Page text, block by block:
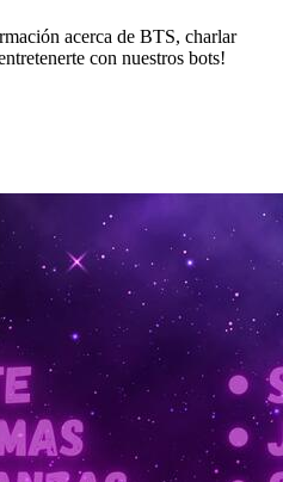
acerca de BTS, charlar
con nuestros bots!